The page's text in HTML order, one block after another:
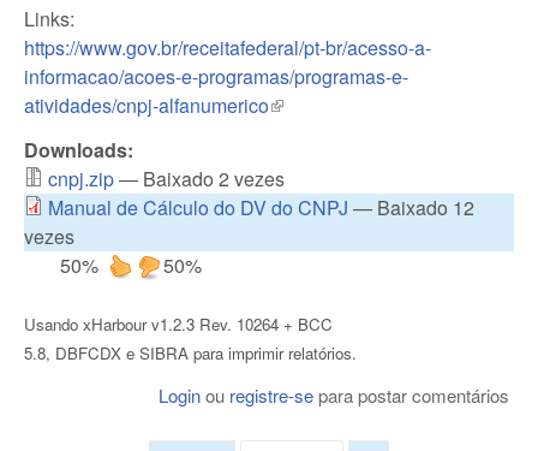
Links:
https://www.gov.br/receitafederal/pt-br/acesso-a-
informacao/acoes-e-programas/programas-e-
atividades/cnpj-alfanumerico(link is external)
Downloads:
cnpj.zip— Baixado 2 vezes
Manual de Cálculo do DV do CNPJ — Baixado 12
vezes
50%
50%
Usando xHarbour v1.2.3 Rev. 10264 + BCC
5.8, DBFCDX e SIBRA para imprimir relatórios.
Loginou registre-separa postar comentários